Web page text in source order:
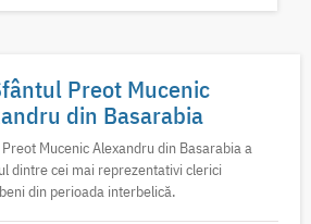
Preot Mucenic
din Basarabia
Mucenic Alexandru din Basarabia a
dintre cei mai reprezentativi clerici
din perioada interbelică.